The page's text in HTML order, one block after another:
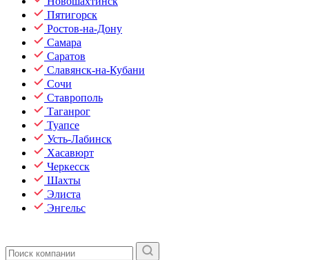
Пятигорск
Ростов-на-Дону
Самара
Саратов
Славянск-на-Кубани
Сочи
Ставрополь
Таганрог
Туапсе
Усть-Лабинск
Хасавюрт
Черкесск
Шахты
Элиста
Энгельс